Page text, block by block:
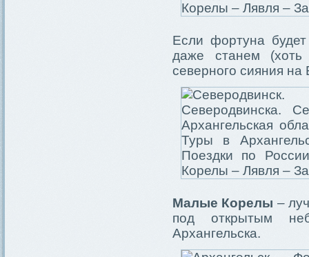
Если фортуна
даже станем (хоть
северного сияния
Малые Корелы –
под открытым
Архангельска.